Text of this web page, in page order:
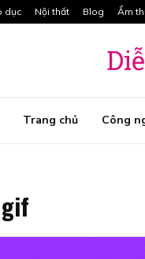
dục Nội thất Blog Ẩm
Radio Caca Và Các Tính Năng
Trang chủ Công